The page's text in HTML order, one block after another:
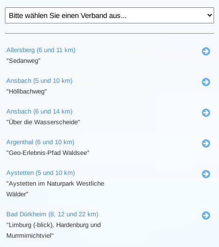
Allersberg (6 und 11 km)
"Sedanweg"
Ansbach (5 und 10 km)
"Höllbachweg"
Ansbach (6 und 14 km)
"Über die Wasserscheide"
Argenthal (6 und 10 km)
"Geo-Erlebnis-Pfad Waldsee"
Aystetten (5 und 10 km)
"Aystetten im Naturpark Westliche
Wälder"
Bad Dürkheim (8, 12 und 22 km)
"Limburg (-blick), Hardenburg und
Murrmirnichtviel"